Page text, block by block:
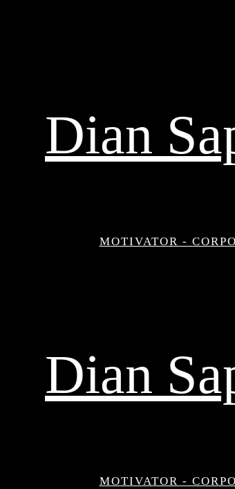
Dian
MOTIVATOR -
Dian
MOTIVATOR -